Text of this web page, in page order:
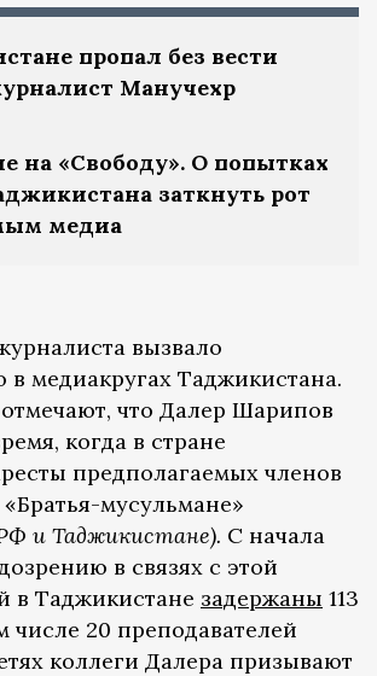
пропал без вести
Манучехр
на «Свободу». О попытках
заткнуть рот
медиа
вызвало
в медиакругах Таджикистана.
что Далер Шарипов
когда в стране
предполагаемых членов
мусульмане»
и Таджикистане). С начала
в связях с этой
в Таджикистане задержаны 113
числе 20 преподавателей
коллеги Далера призывают